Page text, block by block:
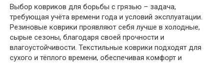
Выбор ковриков для борьбы с грязью – задача,
требующая учёта времени года и условий эксплуатации.
Резиновые коврики проявляют себя лучше в холодные,
сырые сезоны, благодаря своей прочности и
влагоустойчивости. Текстильные коврики подходят для
сухого и тёплого времени, обеспечивая комфорт и